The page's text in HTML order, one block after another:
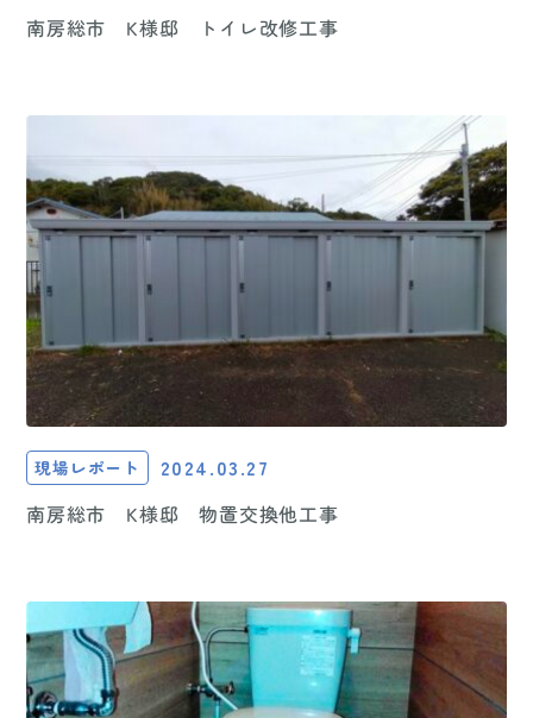
南房総市 K様邸 トイレ改修工事
現場レポート 2024.03.27
南房総市 K様邸 物置交換他工事